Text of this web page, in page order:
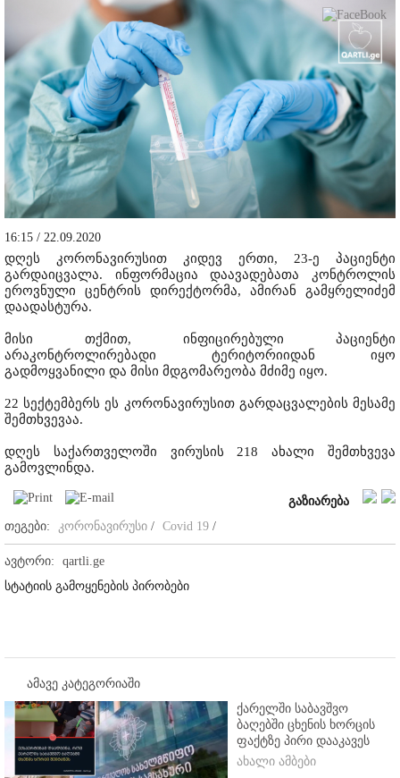
16:15 / 22.09.2020
დღეს კორონავირუსით კიდევ ერთი, 23-ე პაციენტი
გარდაიცვალა. ინფორმაცია დაავადებათა კონტროლის
ეროვნული ცენტრის დირექტორმა, ამირან გამყრელიძემ
დაადასტურა.
მისი თქმით, ინფიცირებული პაციენტი
არაკონტროლირებადი ტერიტორიიდან იყო
გადმოყვანილი და მისი მდგომარეობა მძიმე იყო.
22 სექტემბერს ეს კორონავირუსით გარდაცვალების მესამე
შემთხვევაა.
დღეს საქართველოში ვირუსის 218 ახალი შემთხვევა
გამოვლინდა.
გაზიარება
თეგები:
კორონავირუსი / Covid 19 /
ავტორი:
qartli.ge
სტატიის გამოყენების პირობები
ამავე კატეგორიაში
ქარელში საბავშვო
ბაღებში ცხენის ხორცის
ფაქტზე პირი დააკავეს
ახალი ამბები